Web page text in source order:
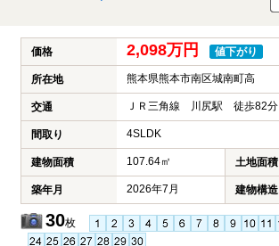
価格 2,098万円 値下がり
所在地 熊本県熊本市南区城南町高
交通 ＪＲ三角線 川尻駅 徒歩82分
間取り 4SLDK
建物面積 107.64㎡ 土地面積
築年月 2026年7月 建物構造
30枚